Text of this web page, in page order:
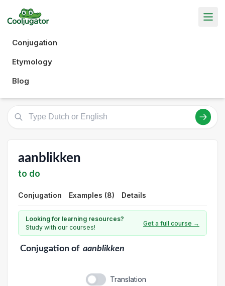
Conjugation
Etymology
Blog
aanblikken
to do
Conjugation Examples (8) Details
Looking for learning resources?
Study with our courses!
Get a full course →
Conjugationof aanblikken
Translation